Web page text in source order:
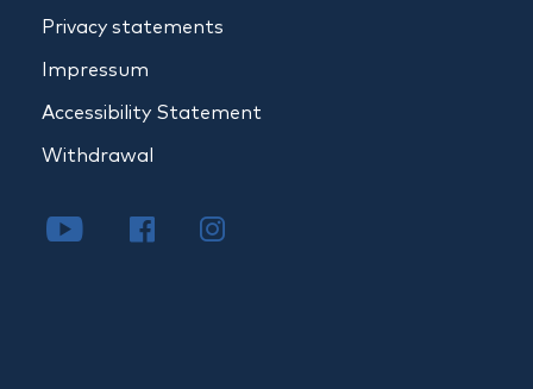
Privacy statements
Impressum
Accessibility Statement
Withdrawal